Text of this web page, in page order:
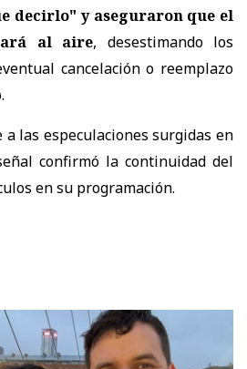
decirlo" y aseguraron que el
al aire, desestimando los
cancelación o reemplazo
a las especulaciones surgidas en
confirmó la continuidad del
en su programación.